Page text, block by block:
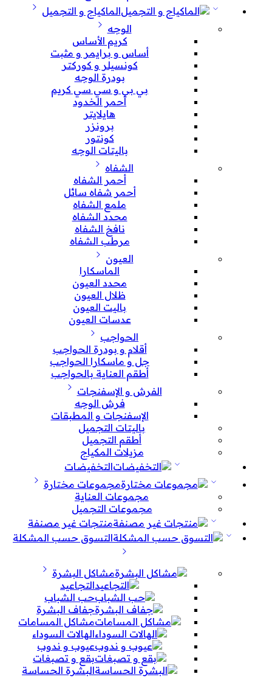
الماكياج و التجميل
الوجه
كريم الأساس
أساس و برايمر و مثبت
كونسيلر و كوركتر
بودرة الوجه
بي بي و سي سي كريم
أحمر الخدود
هايلايتر
برونزر
كونتور
باليتات الوجه
الشفاه
أحمر الشفاه
أحمر شفاه سائل
ملمع الشفاه
محدد الشفاه
نافخ الشفاه
مرطب الشفاه
العيون
الماسكارا
محدد العيون
ظلال العيون
باليت العيون
عدسات العيون
الحواجب
أقلام و بودرة الحواجب
جل و ماسكارا الحواجب
أطقم العناية بالحواجب
الفرش و الإسفنجات
فرش الوجه
الإسفنجات و المطبقات
باليتات التجميل
أطقم التجميل
مزيلات المكياج
التخفيضات
مجموعات مختارة
مجموعات العناية
مجموعات التجميل
منتجات غير مصنفة
التسوق حسب المشكلة
مشاكل البشرة
التجاعيد
حب الشباب
جفاف البشرة
مشاكل المسامات
الهالات السوداء
عيوب و ندوب
بقع و تصبغات
البشرة الحساسة